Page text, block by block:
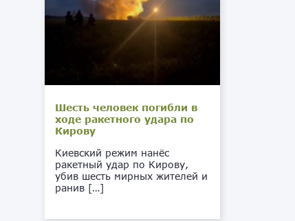
Шесть человек погибли в
ходе ракетного удара по
Кирову
Киевский режим нанёс
ракетный удар по Кирову,
убив шесть мирных жителей и
ранив […]